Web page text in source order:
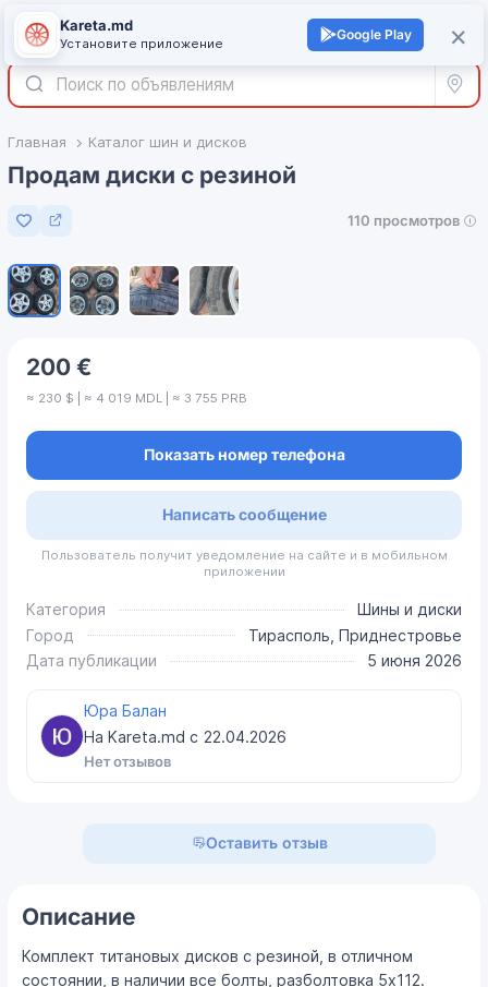
Войти +
Все
Главная Каталог шин и дисков
Продам диски с резиной
Добавить в избранное
110 просмотров
200 €
≈ 230 $ | ≈ 4 019 MDL | ≈ 3 755 PRB
Показать номер телефона
Написать сообщение
Пользователь получит уведомление на сайте и в мобильном
приложении
Категория
Шины и диски
Город
Тирасполь, Приднестровье
Дата публикации
5 июня 2026
Юра Балан
На Kareta.md с 22.04.2026
Нет отзывов
Оставить отзыв
Описание
Комплект титановых дисков с резиной, в отличном
состоянии, в наличии все болты, разболтовка 5х112.
×
Kareta.md
Установите приложение
Google Play